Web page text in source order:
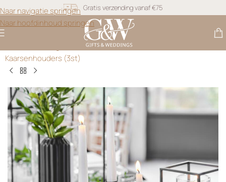
Naar navigatie springen
Naar hoofdinhoud springen
Snel geleverd
Gratis personalisatie
Bruiloft Decoratie>
Kaarsenhouders (3st)